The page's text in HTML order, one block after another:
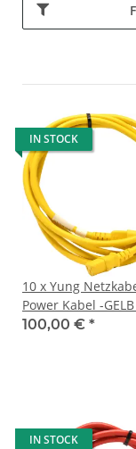
IN STOCK
10 x Yung
Power Kabel -
250V Verlängerung
100,00 € *
IN STOCK